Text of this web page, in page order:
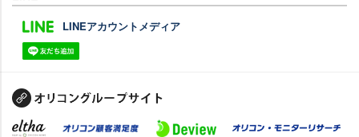
LINEアカウントメディア